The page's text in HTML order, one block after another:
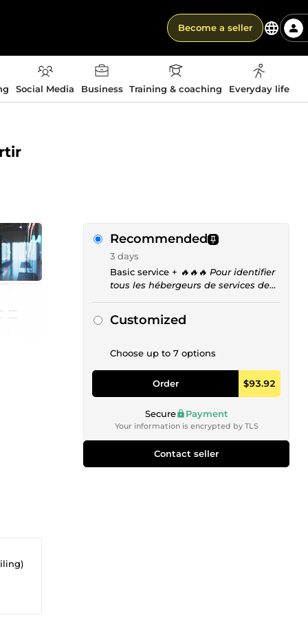
Become a seller
Social Media Business Training & coaching Everyday life
Recommended
3 days
Basic service + 🔥🔥🔥 Pour identifier
tous les hébergeurs de services de
Customized
Choose up to 7 options
Order $93.92
Secure Payment
Your information is encrypted by TLS
Contact seller